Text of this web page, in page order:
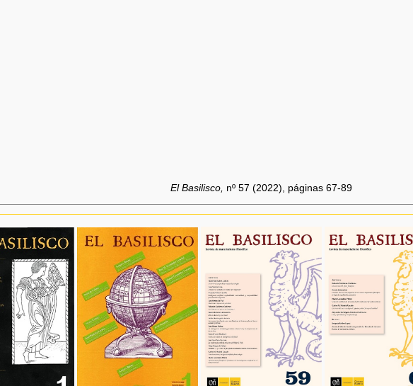
El Basilisco, nº 57 (2022), páginas 67-89